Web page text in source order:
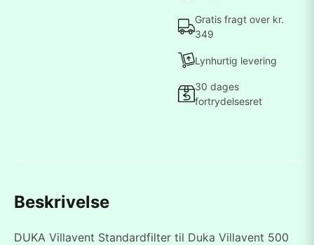
Gratis fragt over kr.
349
Lynhurtig levering
30 dages
fortrydelsesret
Beskrivelse
DUKA Villavent Standardfilter til Duka Villavent 500